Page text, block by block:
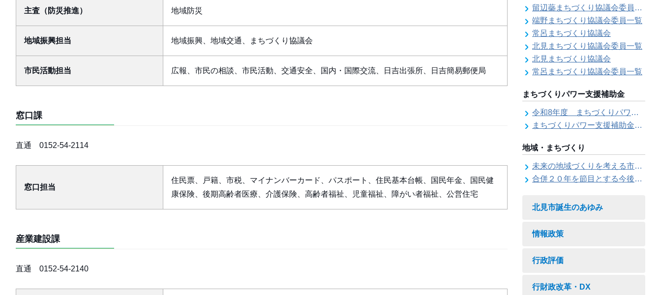
主査（防災推進） 地域防災
地域振興担当 地域振興、地域交通、まちづくり協議会
市民活動担当 広報、市民の相談、市民活動、交通安全、国内・国際交流、日吉出張所、日吉簡易郵便局
窓口課
直通 0152-54-2114
窓口担当
住民票、戸籍、市税、マイナンバーカード、パスポート、住民基本台帳、国民年金、国民健
康保険、後期高齢者医療、介護保険、高齢者福祉、児童福祉、障がい者福祉、公営住宅
産業建設課
直通 0152-54-2140
留辺蘂まちづくり協議会委員一覧
端野まちづくり協議会委員一覧
常呂まちづくり協議会
北見まちづくり協議会委員一覧
北見まちづくり協議会
常呂まちづくり協議会委員一覧
まちづくりパワー支援補助金
令和8年度 まちづくりパワー支援補助金の募集【受付は終了しました。】
まちづくりパワー支援補助金の交付結果
地域・まちづくり
未来の地域づくりを考える市民会議
合併２０年を節目とする今後の地域づくりに関する市長懇話会
北見市誕生のあゆみ
情報政策
行政評価
行財政改革・DX